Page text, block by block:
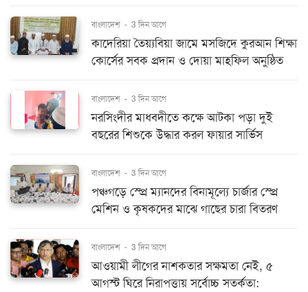
বাংলাদেশ - 3 দিন আগে
কাদেরিয়া তৈয়্যবিয়া জামে মসজিদে কুরআন শিক্ষা
কোর্সের সবক প্রদান ও দোয়া মাহফিল অনুষ্ঠিত
বাংলাদেশ - 3 দিন আগে
নরসিংদীর মাধবদীতে কক্ষে আটকা পড়া দুই
বছরের শিশুকে উদ্ধার করল ফায়ার সার্ভিস
বাংলাদেশ - 3 দিন আগে
পঞ্চগড়ে স্প্রে ম্যানদের বিনামূল্যে চার্জার স্প্রে
মেশিন ও কৃষকদের মাঝে গাছের চারা বিতরণ
বাংলাদেশ - 3 দিন আগে
আওয়ামী লীগের নাশকতার সক্ষমতা নেই, ৫
আগস্ট ঘিরে নিরাপত্তায় সর্বোচ্চ সতর্কতা: